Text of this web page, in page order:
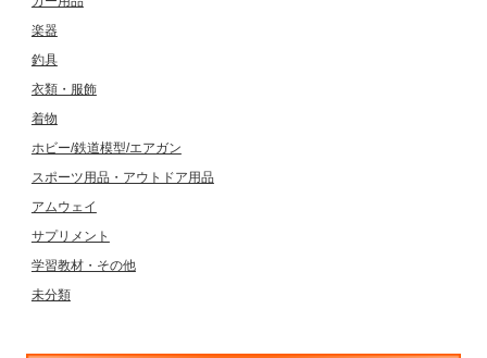
楽器
釣具
衣類・服飾
着物
ホビー/鉄道模型/エアガン
スポーツ用品・アウトドア用品
アムウェイ
サプリメント
学習教材・その他
未分類